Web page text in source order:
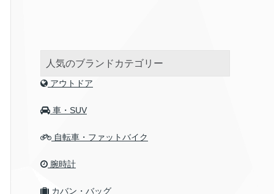
人気のブランドカテゴリー
アウトドア
車・SUV
自転車・ファットバイク
腕時計
カバン・バッグ